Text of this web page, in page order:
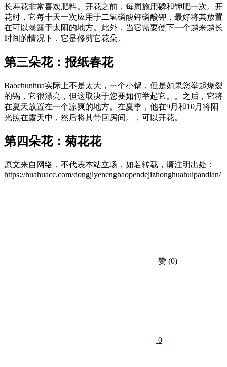
长寿花非常喜欢肥料。开花之前，每周施用磷和钾肥一次。开
花时，它每十天一次应用于二氢磷酸钾磷酸钾，最好将其放置
在可以暴露于太阳的地方。此外，当它需要使下一个越来越长
时间的情况下，它是修剪它花朵。
第三朵花：报纸春花
Baochunhua实际上不是太大，一个小锅，但是如果您举起爆裂
的锅，它很漂亮，但这取决于您要如何举起它。。之后，它将
在夏天放置在一个凉爽的地方。在夏季，他在9月和10月将阳
光照在露天中，然后将其带回房间。，可以开花。
第四朵花：菊花花
原文来自网络，不代表本站立场，如若转载，请注明出处：
https://huahuacc.com/dongjiyenengbaopendejizhonghuahuipandian/
赞 (0)
0